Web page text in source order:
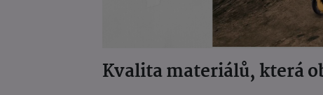
Kvalita materiálů, která